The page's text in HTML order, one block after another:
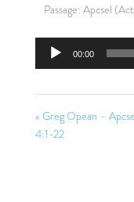
Passage: Apcsel
00:00
« Greg Opean –
4:1-22